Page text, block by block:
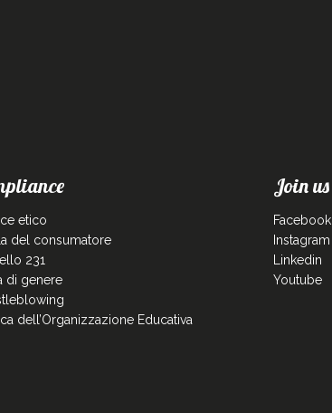
etico
del consumatore
231
di genere
dell’Organizzazione Educativa
Join us
Facebook
Instagram
Linkedin
Youtube